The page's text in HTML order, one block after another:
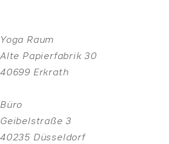
Yoga Raum
Alte Papierfabrik 30
40699 Erkrath
Büro
Geibelstraße 3
40235 Düsseldorf